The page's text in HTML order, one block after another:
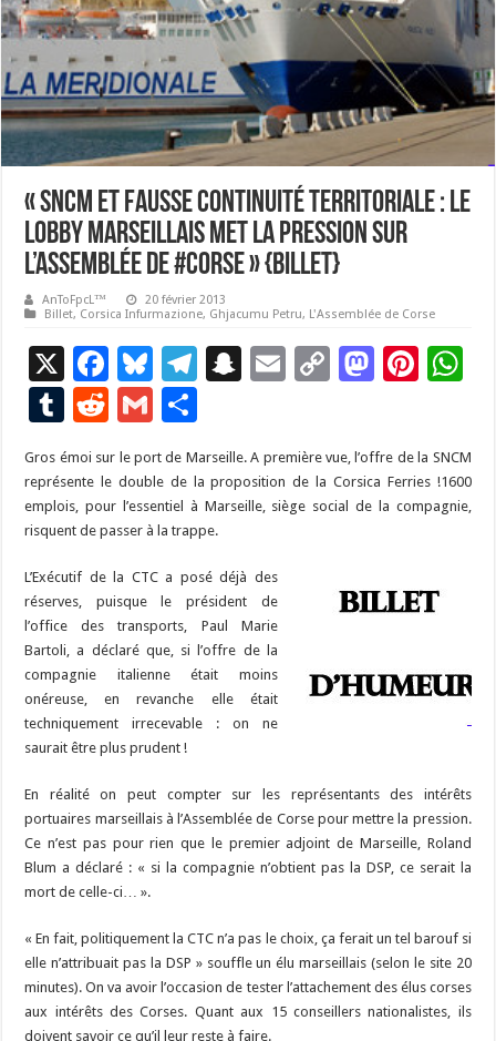
« SNCM et fausse continuité territoriale : le
lobby marseillais met la pression sur
l’Assemblée de #Corse » {Billet}
AnToFpcL™
20 février 2013
Billet, Corsica Infurmazione, Ghjacumu Petru, L'Assemblée de Corse
X
F
ac
e
b
o
o
k
Bl
u
es
ky
T
gr
a
m
S
p
c
at
E
l
C
y
Li
M
d
o
Pi
es
t
p
T
u
m
bl
r
R
e
d
di
t
G
m
ai
l
ar
ta
g
er
Gros émoi sur le port de Marseille. A première vue, l’offre de la SNCM
représente le double de la proposition de la Corsica Ferries !1600
emplois, pour l’essentiel à Marseille, siège social de la compagnie,
risquent de passer à la trappe.
L’Exécutif de la CTC a posé déjà des
réserves, puisque le président de
l’office des transports, Paul Marie
Bartoli, a déclaré que, si l’offre de la
compagnie italienne était moins
onéreuse, en revanche elle était
techniquement irrecevable : on ne
saurait être plus prudent !
En réalité on peut compter sur les représentants des intérêts
portuaires marseillais à l’Assemblée de Corse pour mettre la pression.
Ce n’est pas pour rien que le premier adjoint de Marseille, Roland
Blum a déclaré : « si la compagnie n’obtient pas la DSP, ce serait la
mort de celle-ci… ».
« En fait, politiquement la CTC n’a pas le choix, ça ferait un tel barouf si
elle n’attribuait pas la DSP » souffle un élu marseillais (selon le site 20
minutes). On va avoir l’occasion de tester l’attachement des élus corses
aux intérêts des Corses. Quant aux 15 conseillers nationalistes, ils
doivent savoir ce qu’il leur reste à faire.